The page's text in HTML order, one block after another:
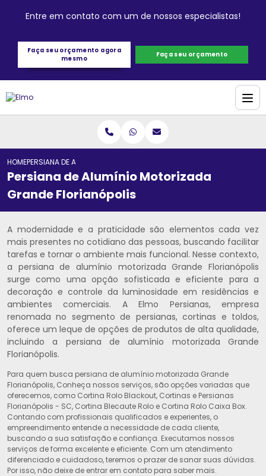
Entre em contato com um de nossos especialistas!
Faça seu orçamento agora
mesmo
Faça seu orçamento
HOMEPERSIANA DE ALUMÍNIO MOTORIZADA GRANDE FLORIANÓPOLIS
Persiana de Alumínio Motorizada
Grande Florianópolis
A modernidade e a praticidade são elementos cada vez
mais presentes no cotidiano das pessoas, buscando facilitar
tarefas e tornar o ambiente mais funcional. Nesse contexto,
a persiana de alumínio motorizada Grande Florianópolis
surge como uma opção sofisticada e eficiente para a
decoração e controle da luminosidade em residências e
ambientes comerciais. A Elmo Persianas, empresa
renomada no segmento de persianas, cortinas e toldos,
oferece um leque de opções de produtos de alta qualidade,
incluindo a persiana de alumínio motorizada Grande
Florianópolis.
Para quem busca persiana de alumínio motorizada Grande
Florianópolis, Conheça nossos serviços, são opções variadas que
oferecemos, como Cortina Rolo Blackout, Cortinas e Persianas
Florianópolis - SC, Cortina Blecaute Rolo e Cortina Rolo Caixa Box.
Contando com profissionais qualificados e experientes, o
empreendimento entende a necessidade de cada cliente,
buscando a sua satisfação e confiança. Executamos nossos
serviços de forma excelente e eficiente. Com um atendimento
diferenciado e cuidadoso, teremos o prazer de sanar suas dúvidas.
Por isso, não deixe de entrar em contato para saber mais.